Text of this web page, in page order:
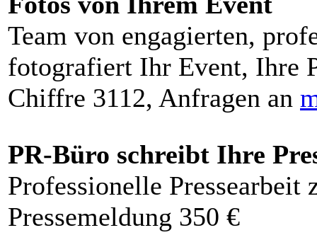
Team von engagierten,
fotografiert Ihr Event, Ihre
Chiffre 3112, Anfragen an
PR-Büro schreibt Ihre
Professionelle Pressearbeit
Pressemeldung 350 €